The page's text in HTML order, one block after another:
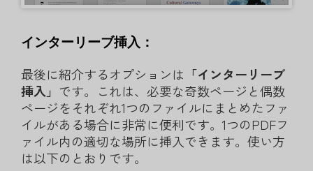
インターリーブ挿入：
最後に紹介するオプションは 「インターリーブ
挿入」 です。これは、必要な奇数ページと偶数
ページをそれぞれ1つのファイルにまとめたファ
イルがある場合に非常に便利です。1つのPDFフ
ァイル内の適切な場所に挿入できます。使い方
は以下のとおりです。